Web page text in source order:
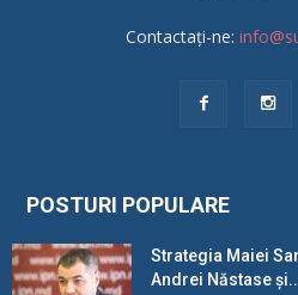
Contactați-ne:
POSTURI POPULARE
Strategia Maiei
Andrei Năstase